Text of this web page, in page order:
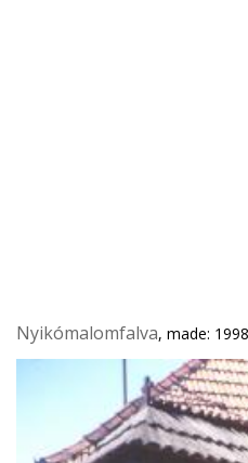
Nyikómalomfalva, made: